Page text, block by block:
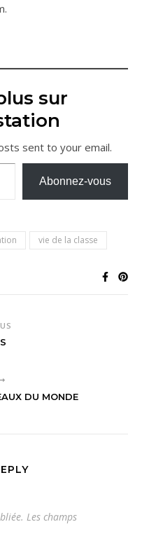
sur
sent to your email.
Abonnez-vous
vie de la classe
DU MONDE
Les champs